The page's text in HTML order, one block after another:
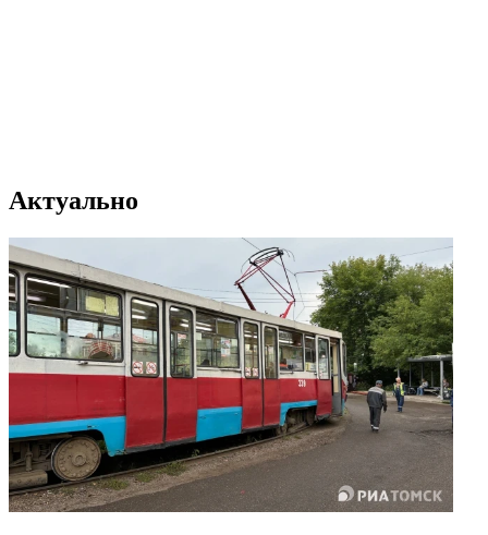
Актуально